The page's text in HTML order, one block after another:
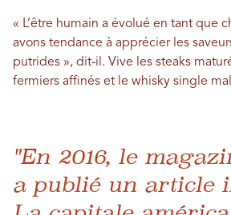
« L’être humain a évolué en tant que
avons tendance à apprécier les
putrides », dit-il. Vive les steaks
fermiers affinés et le whisky single
"En 2016, le
a publié un article